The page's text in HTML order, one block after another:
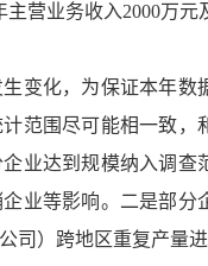
营业务收入2000万元
化，为保证本年数
范围尽可能相一致
业达到规模纳入调
业等影响。二是部
司）跨地区重复产量